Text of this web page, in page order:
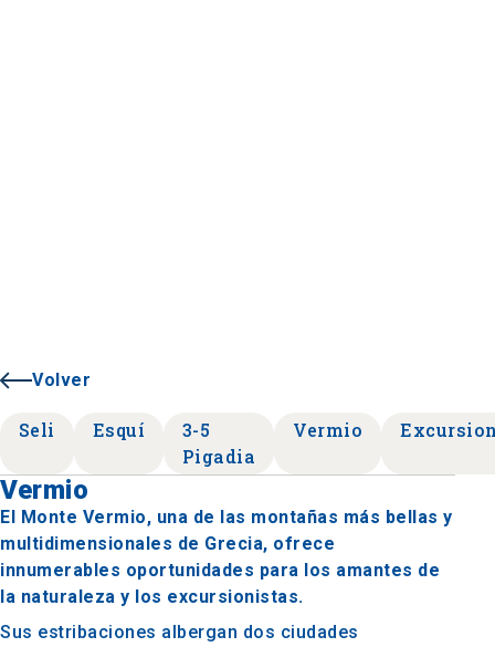
Volver
Seli Esquí
3-5
Pigadia
Vermio
Vermio
El Monte Vermio, una de las montañas más bellas y
multidimensionales de Grecia, ofrece
innumerables oportunidades para los amantes de
la naturaleza y los excursionistas.
Sus estribaciones albergan dos ciudades